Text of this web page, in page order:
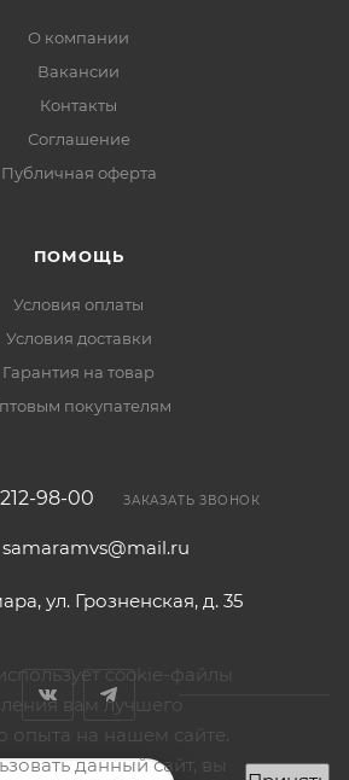
О компании
Вакансии
Контакты
Соглашение
Публичная оферта
ПОМОЩЬ
Условия оплаты
Условия доставки
Гарантия на товар
покупателям
98-00 ЗАКАЗАТЬ ЗВОНОК
samaramvs@mail.ru
ул. Грозненская, д. 35
cookie-файлы
вам лучшего
опыта на нашем сайте.
данный сайт, вы